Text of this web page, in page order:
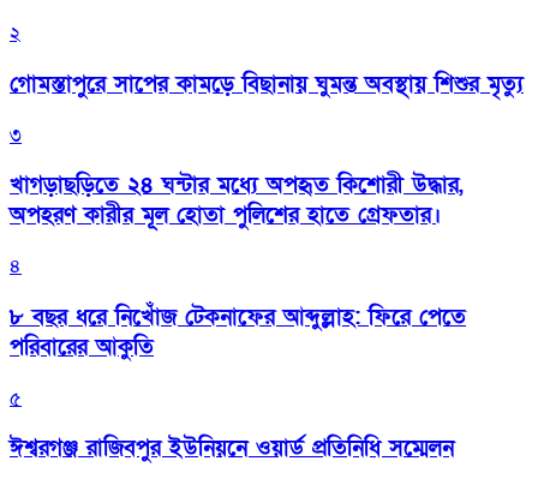
২
গোমস্তাপুরে সাপের কামড়ে বিছানায় ঘুমন্ত অবস্থায় শিশুর মৃত্যু
৩
খাগড়াছড়িতে ২৪ ঘন্টার মধ্যে অপহৃত কিশোরী উদ্ধার,
অপহরণ কারীর মূল হোতা পুলিশের হাতে গ্রেফতার।
৪
৮ বছর ধরে নিখোঁজ টেকনাফের আব্দুল্লাহ: ফিরে পেতে
পরিবারের আকুতি
৫
ঈশ্বরগঞ্জ রাজিবপুর ইউনিয়নে ওয়ার্ড প্রতিনিধি সম্মেলন